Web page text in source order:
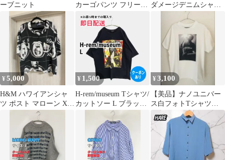
ーブニット
カーゴパンツ フリーサ
イズ ボルドー 2WAY
ダメージデニムシャツ
FREE SIZE 青
¥5,000
H&M ハワイアンシャ
ツ ポスト マローン XL
¥ 1,500
H-rem/museum Tシャツ/
カットソー L ブラック
前面プリント ミドル丈
半袖 クルーネック(丸
首) メンズ レディース
¥3,100
【美品】ナノユニバー
ス白フォトTシャツ M
サイズ